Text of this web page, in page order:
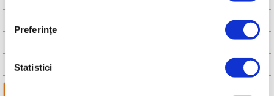
Preferinţe
Statistici
MANUAL DE UTILIZARE